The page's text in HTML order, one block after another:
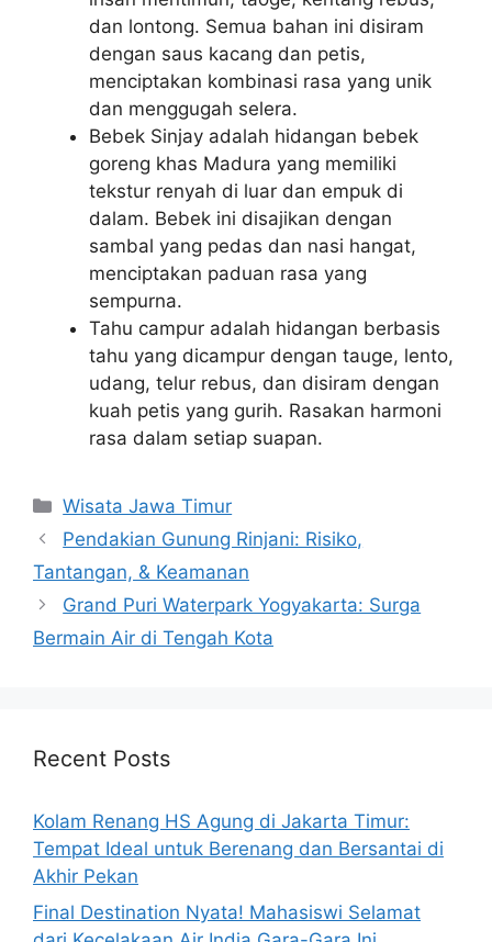
dan lontong. Semua bahan ini disiram
dengan saus kacang dan petis,
menciptakan kombinasi rasa yang unik
dan menggugah selera.
Bebek Sinjay adalah hidangan bebek
goreng khas Madura yang memiliki
tekstur renyah di luar dan empuk di
dalam. Bebek ini disajikan dengan
sambal yang pedas dan nasi hangat,
menciptakan paduan rasa yang
sempurna.
Tahu campur adalah hidangan berbasis
tahu yang dicampur dengan tauge, lento,
udang, telur rebus, dan disiram dengan
kuah petis yang gurih. Rasakan harmoni
rasa dalam setiap suapan.
Categories
Wisata Jawa Timur
Pendakian Gunung Rinjani: Risiko,
Tantangan, & Keamanan
Grand Puri Waterpark Yogyakarta: Surga
Bermain Air di Tengah Kota
Recent Posts
Kolam Renang HS Agung di Jakarta Timur:
Tempat Ideal untuk Berenang dan Bersantai di
Akhir Pekan
Final Destination Nyata! Mahasiswi Selamat